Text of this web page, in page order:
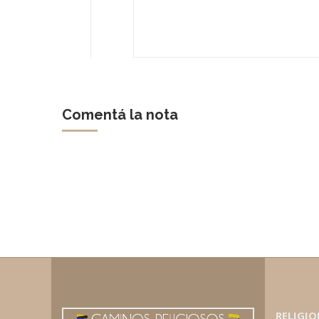
Comentá la nota